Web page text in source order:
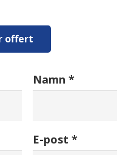
offert
Namn *
E-post *